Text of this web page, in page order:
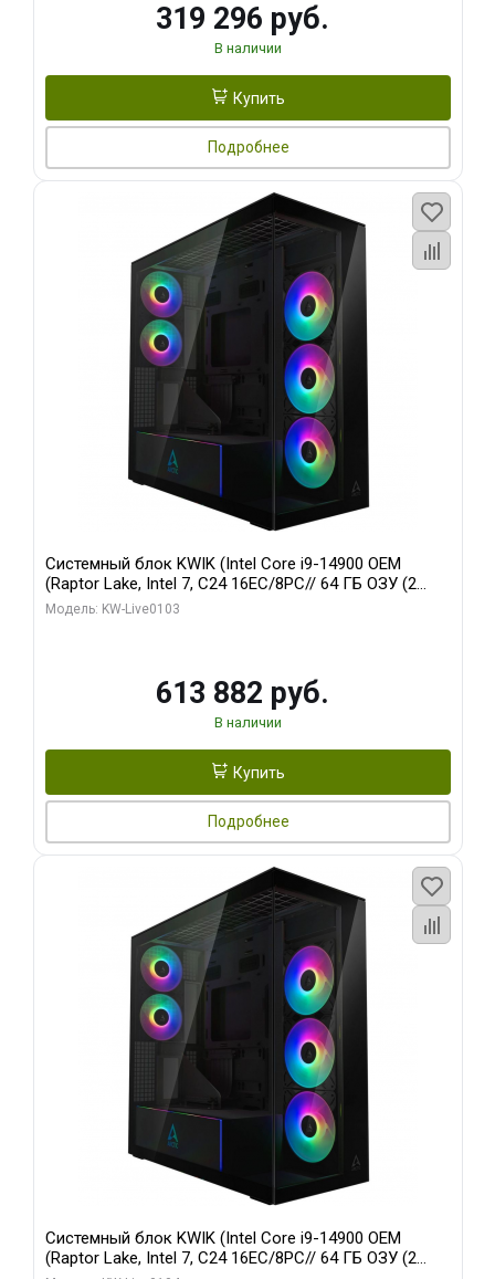
319 296 руб.
В наличии
Купить
Подробнее
Системный блок KWIK (Intel Core i9-14900 OEM
(Raptor Lake, Intel 7, C24 16EC/8PC// 64 ГБ ОЗУ (2
модуля)/ Afox RTX4090 24GB GDDR6X 384-Bit 3xDP
Модель: KW-Live0103
613 882 руб.
В наличии
Купить
Подробнее
Системный блок KWIK (Intel Core i9-14900 OEM
(Raptor Lake, Intel 7, C24 16EC/8PC// 64 ГБ ОЗУ (2